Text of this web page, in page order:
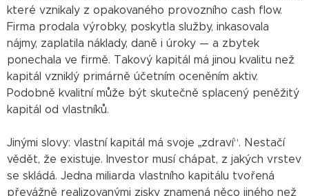
které vznikaly z opakovaného provozního cash flow.
Firma prodala výrobky, poskytla služby, inkasovala
nájmy, zaplatila náklady, daně i úroky — a zbytek
ponechala ve firmě. Takový kapitál má jinou kvalitu než
kapitál vzniklý primárně účetním oceněním aktiv.
Podobně kvalitní může být skutečně splacený peněžitý
kapitál od vlastníků.
Jinými slovy: vlastní kapitál má svoje „zdraví“. Nestačí
vědět, že existuje. Investor musí chápat, z jakých vrstev
se skládá. Jedna miliarda vlastního kapitálu tvořená
převážně realizovanými zisky znamená něco jiného než